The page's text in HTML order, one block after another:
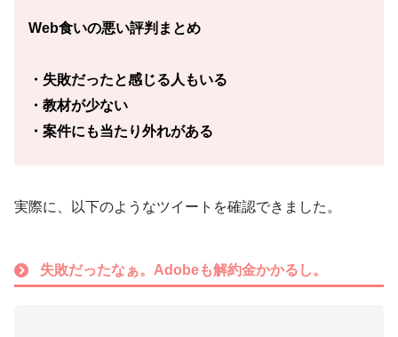
Web食いの悪い評判まとめ
・失敗だったと感じる人もいる
・教材が少ない
・案件にも当たり外れがある
実際に、以下のようなツイートを確認できました。
失敗だったなぁ。Adobeも解約金かかるし。